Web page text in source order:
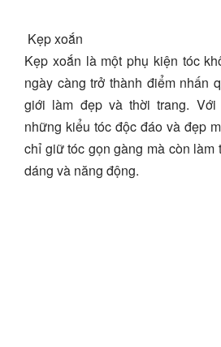
Kẹp xoắn
Kẹp xoắn là một phụ kiện tóc
ngày càng trở thành điểm nhấn
giới làm đẹp và thời trang.
những kiểu tóc độc đáo và đẹp
chỉ giữ tóc gọn gàng mà còn làm
dáng và năng động.